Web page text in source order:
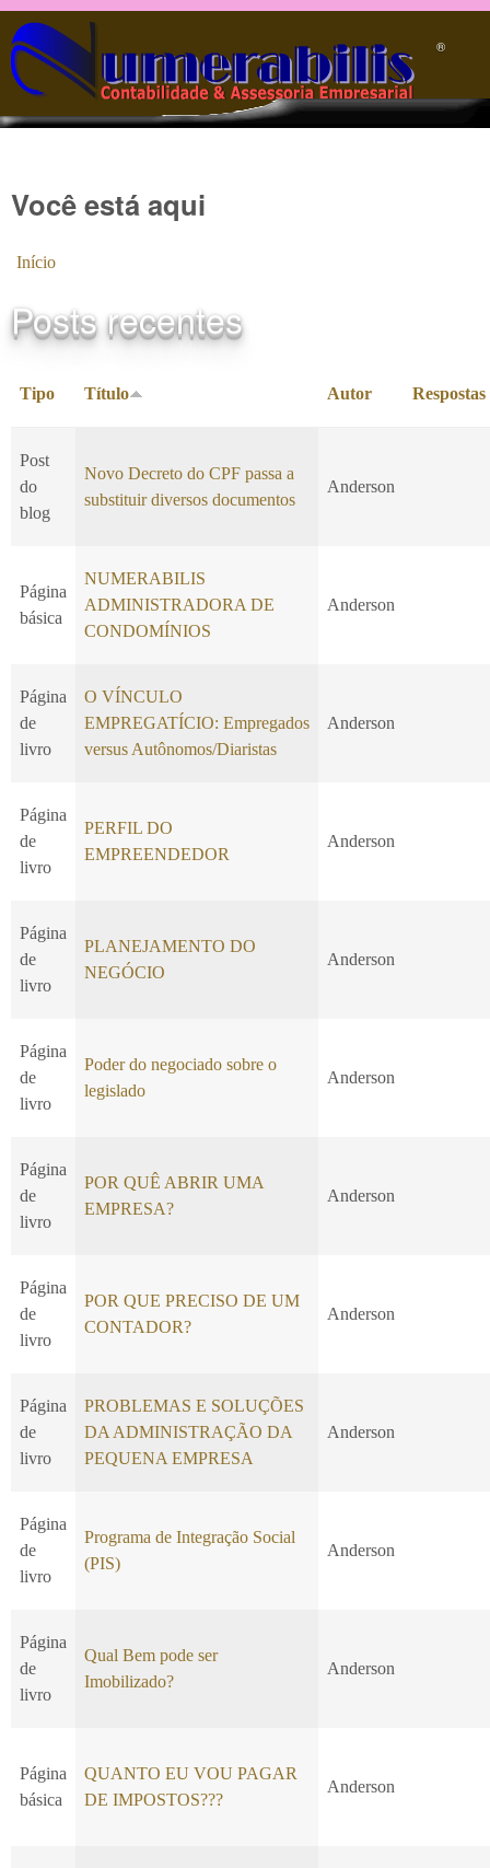
Pular para o conteúdo principal
®️
Você está aqui
Início
Posts recentes
Tipo Título Autor Respostas
Post
do
blog
Novo Decreto do CPF passa a
substituir diversos documentos
Anderson
Página
básica
NUMERABILIS
ADMINISTRADORA DE
CONDOMÍNIOS
Anderson
Página
de
livro
O VÍNCULO
EMPREGATÍCIO: Empregados
versus Autônomos/Diaristas
Anderson
Página
de
livro
PERFIL DO
EMPREENDEDOR
Anderson
Página
de
livro
PLANEJAMENTO DO
NEGÓCIO
Anderson
Página
de
livro
Poder do negociado sobre o
legislado
Anderson
Página
de
livro
POR QUÊ ABRIR UMA
EMPRESA?
Anderson
Página
de
livro
POR QUE PRECISO DE UM
CONTADOR?
Anderson
Página
de
livro
PROBLEMAS E SOLUÇÕES
DA ADMINISTRAÇÃO DA
PEQUENA EMPRESA
Anderson
Página
de
livro
Programa de Integração Social
(PIS)
Anderson
Página
de
livro
Qual Bem pode ser
Imobilizado?
Anderson
Página
básica
QUANTO EU VOU PAGAR
DE IMPOSTOS???
Anderson